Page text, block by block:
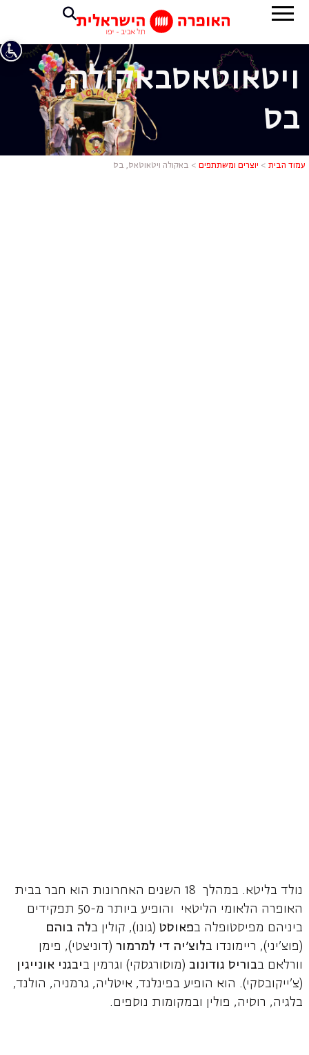
באקולה
ויטאוטאסבאקולה,
בס
עמוד הבית > יוצרים ומשתתפים > באקולה ויטאוטאס, בס
נולד בליטא. במהלך 18 השנים האחרונות הוא חבר בבית
האופרה הלאומי הליטאי והופיע ביותר מ-50 תפקידים
ביניהם מפיסטופלה בפאוסט(גונו), קולין בלה בוהם
(פוצ'יני), ריימונדו בלוצ'יה די למרמור(דוניצטי), פימן
וורלאם בבוריס גודונוב (מוסורגסקי) וגרמין ביבגני אונייגין
(צ'ייקובסקי). הוא הופיע בפינלנד, איטליה, גרמניה, הולנד,
בלגיה, רוסיה, פולין ובמקומות נוספים.